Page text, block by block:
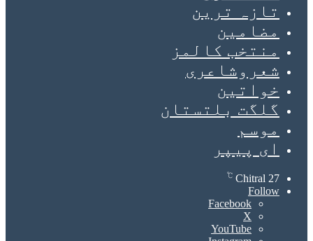
تازہ ترین
مضامین
منتخب کالمز
شعروشاعری
خواتین
گلگت بلتستان
موسم
ای پیپر
Chitral 27
℃
Follow
Facebook
X
YouTube